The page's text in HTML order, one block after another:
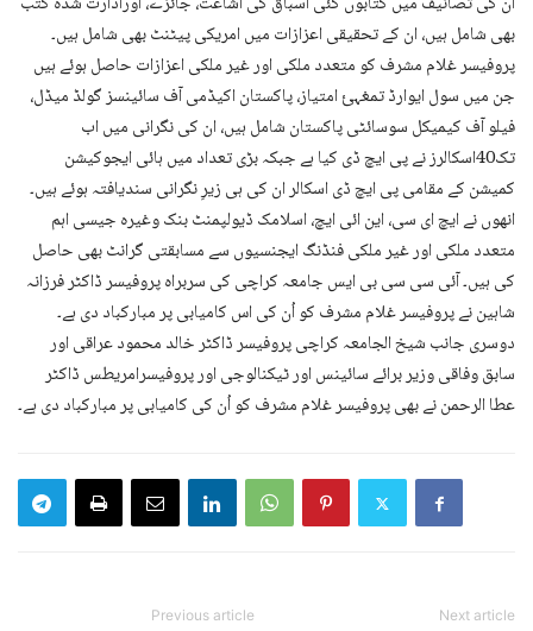
بھی شامل ہیں، ان کے تحقیقی اعزازات میں امریکی پیٹنٹ بھی شامل ہیں۔
پروفیسر غلام مشرف کو متعدد ملکی اور غیر ملکی اعزازات حاصل ہوئے ہیں
جن میں سول ایوارڈ تمغہئ امتیاز، پاکستان اکیڈمی آف سائینسز گولڈ میڈل،
فیلو آف کیمیکل سوسائٹی پاکستان شامل ہیں، ان کی نگرانی میں اب
تک40اسکالرز نے پی ایچ ڈی کیا ہے جبکہ بڑی تعداد میں ہائی ایجوکیشن
کمیشن کے مقامی پی ایچ ڈی اسکالر ان کی ہی زیرِ نگرانی سندیافتہ ہوئے ہیں۔
انھوں نے ایچ ای سی، این ائی ایچ، اسلامک ڈیولپمنٹ بنک وغیرہ جیسی اہم
متعدد ملکی اور غیر ملکی فنڈنگ ایجنسیوں سے مسابقتی گرانٹ بھی حاصل
کی ہیں۔ آئی سی سی بی ایس جامعہ کراچی کی سربراہ پروفیسر ڈاکٹر فرزانہ
شاہین نے پروفیسر غلام مشرف کو اُن کی اس کامیابی پر مبارکباد دی ہے۔
دوسری جانب شیخ الجامعہ کراچی پروفیسر ڈاکٹر خالد محمود عراقی اور
سابق وفاقی وزیر برائے سائینس اور ٹیکنالوجی اور پروفیسرامریطس ڈاکٹر
عطا الرحمن نے بھی پروفیسر غلام مشرف کو اُن کی کامیابی پر مبارکباد دی ہے۔
Previous article Next article